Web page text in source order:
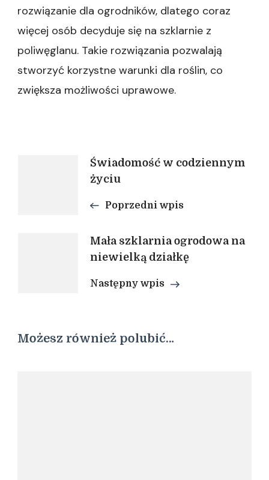
rozwiązanie dla ogrodników, dlatego coraz
więcej osób decyduje się na szklarnie z
poliwęglanu. Takie rozwiązania pozwalają
stworzyć korzystne warunki dla roślin, co
zwiększa możliwości uprawowe.
Nawigacja
wpisu
Świadomość w codziennym
życiu
Poprzedni wpis
Mała szklarnia ogrodowa na
niewielką działkę
Następny wpis
Możesz również polubić…